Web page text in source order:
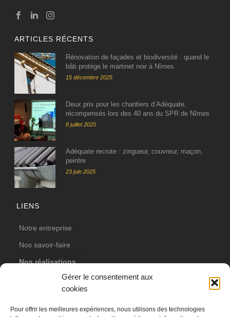
Gérer le consentement aux
cookies
Pour offrir les meilleures expériences, nous utilisons des technologies
ARTICLES RÉCENTS
Rénovation de façades et biodiversité : quand le
bâti protège le martinet noir à Nîmes
15 décembre 2025
Deux prix pour les chantiers d’Adéquate,
récompensés lors des 40 ans du SPR de Nîmes
8 juillet 2025
Adéquate recrute : zingueur, couvreur, maçon,
peintre
23 juin 2025
LIENS
Notre entreprise
Nos savoir-faire
Nos réalisations
Nos partenaires